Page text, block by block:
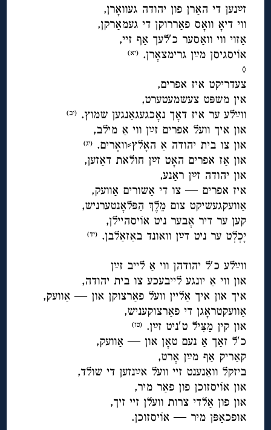
זײַנען די האַרן פון יהודה געוואָרן,
ווי דיאָ וואָס פאַררוקן די געמאַרקן,
אַזוי ווי וואַסער כ′לעך אַף זיי,
אוֹיסגיסן מײַן גרימצאָרן.(יא)
◊
צעדריקט איז אפרים,
אין משפּט צעשמעטערט,
ווײַלע ער איז דאָך נאָכגעגאַנגען שמוץ.(יב)
און איך וועל אפרים זײַן ווי אַ מילב,
און צו בית יהודה אַ האָלץ⸗וואָרים.(יג)
און אַז אפרים האָט זײַן חולאת דאַזען,
און יהודה זײַן ראַנע,
איז אפרים — צו די אַשורים אַוועק,
אַוועקגעשיקט צום מֵלֶךְ הַפּלאָנטערניש,
קען ער דיר אָבער ניט אוֹיסהיילן,
יָכְלְט ער ניט דײַן וואונד באַזאַלבן.(יד)
ווײַלע כ′ל יהודהן ווי אַ לייב זײַן
און ווי אַ יונגע לייבעכע צו בית יהודה,
איך און איך אַליין וועל פאַרצוקן און — אַוועק,
אַוועקטראָגן די פאַרצוקעניש,
און קין מַצִּיל ט′ניט זײַן.(טו)
כ′ל זאַך אַ נעם טאָן און — אַוועק,
קאַריק אַף מײַן אָרט,
ביזקל וואַנענט זיי וועל אײַנזען די שולד,
און אוֹיסזוכן פון פאַר מיר,
און פון אַלדי צרות וועלן זיי זיך,
אופכאַפּן מיר — אוֹיסזוכן.